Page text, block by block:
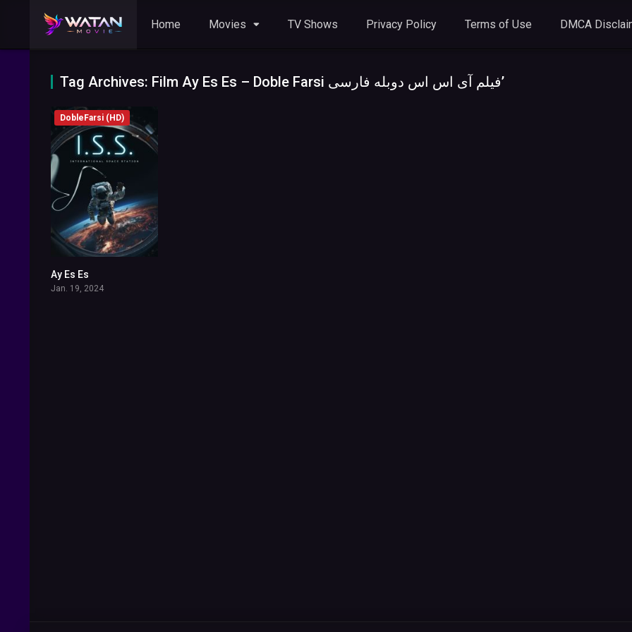
Home Movies TV Shows Privacy Policy Terms of Use DMCA
Tag Archives: Film Ay Es Es – Doble Farsi فیلم آی اس اس دوبله فارسی’
DobleFarsi (HD)
Ay Es Es
Jan. 19, 2024